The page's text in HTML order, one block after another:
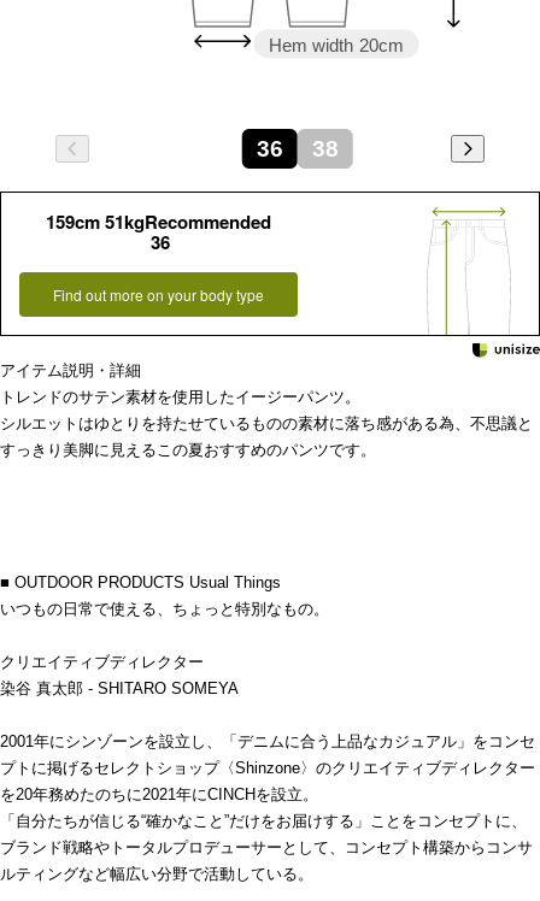
Hem width 20cm
36 38
159cm 51kgRecommended
36
Find out more on your body type
アイテム説明・詳細
トレンドのサテン素材を使用したイージーパンツ。
シルエットはゆとりを持たせているものの素材に落ち感がある為、不思議と
すっきり美脚に見えるこの夏おすすめのパンツです。
■ OUTDOOR PRODUCTS Usual Things
いつもの日常で使える、ちょっと特別なもの。
クリエイティブディレクター
染谷 真太郎 - SHITARO SOMEYA
2001年にシンゾーンを設立し、「デニムに合う上品なカジュアル」をコンセ
プトに掲げるセレクトショップ〈Shinzone〉のクリエイティブディレクター
を20年務めたのちに2021年にCINCHを設立。
「自分たちが信じる“確かなこと”だけをお届けする」ことをコンセプトに、
ブランド戦略やトータルプロデューサーとして、コンセプト構築からコンサ
ルティングなど幅広い分野で活動している。